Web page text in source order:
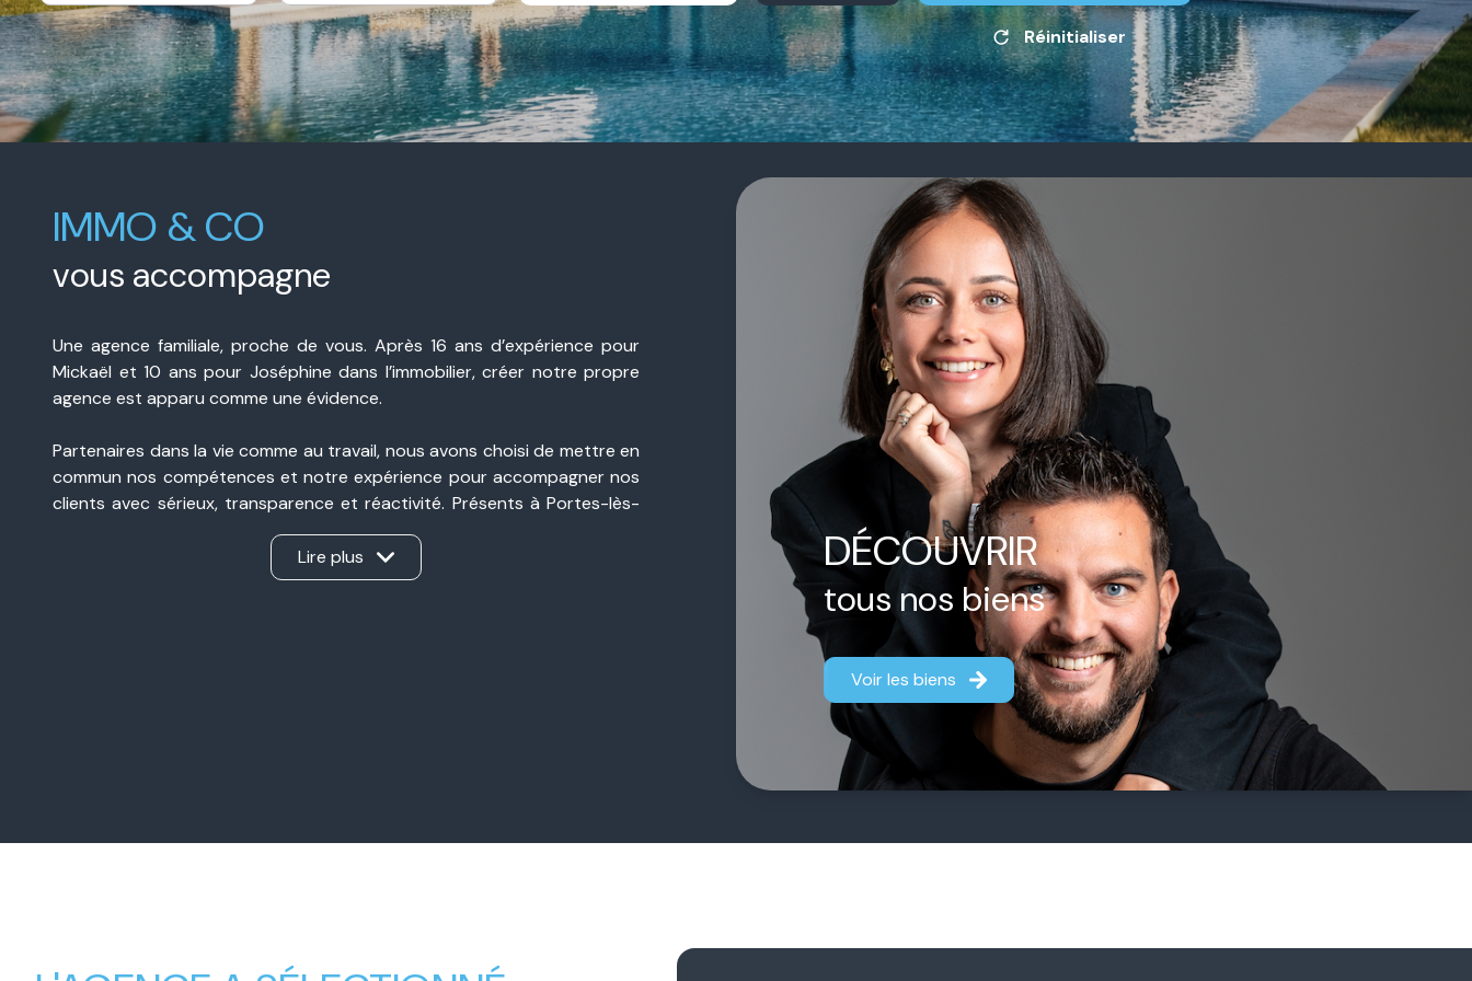
mail
contact
De l'immo pro
Réinitialiser
DÉCOUVRIR
tous nos biens
Voir les biens
IMMO & CO
vous accompagne
Une agence familiale, proche de vous. Après 16 ans d’expérience pour
Mickaël et 10 ans pour Joséphine dans l’immobilier, créer notre propre
agence est apparu comme une évidence.
Partenaires dans la vie comme au travail, nous avons choisi de mettre en
commun nos compétences et notre expérience pour accompagner nos
clients avec sérieux, transparence et réactivité. Présents à Portes-lès-
Valence et à Valence, nous sommes une agence immobilière de proximité,
ancrée dans notre secteur et à l’écoute de chaque projet, qu’il s’agisse
d’une vente, d’un achat, d’un investissement ou d’une estimation.
Lire plus